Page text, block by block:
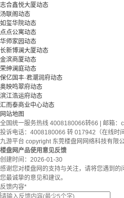
志合鑫悦大厦动态
汤联阁动态
如玺华院动态
点点公寓动态
华师家园动态
长新博澜大厦动态
金滨商厦动态
荣绅澜庭动态
保亿国丰·君潮润府动态
奥映鸣翠府动态
滨江浩运府动态
汇而泰商业中心动态
网站地图
全国统一服务热线 4008180066转66 | 邮箱：
投诉电话：4008180066 转 017942（在线时
九游平台 copyright 东莞楼盘网网络科技有限
楼盘网产品使用意见反馈
创建时间： 2026-01-30
感谢您对楼盘网的支持与关注，请将您遇到
您最诚挚的意见和建议。
反馈内容*